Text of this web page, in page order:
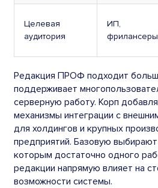
Целевая
аудитория
ИП,
фрилансеры
Редакция ПРОФ подходит
поддерживает
серверную работу. Корп
механизмы интеграции с
для холдингов и крупных
предприятий. Базовую
которым достаточно одного
редакции напрямую влияет на
возможности системы.